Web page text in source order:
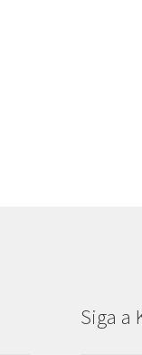
Siga a